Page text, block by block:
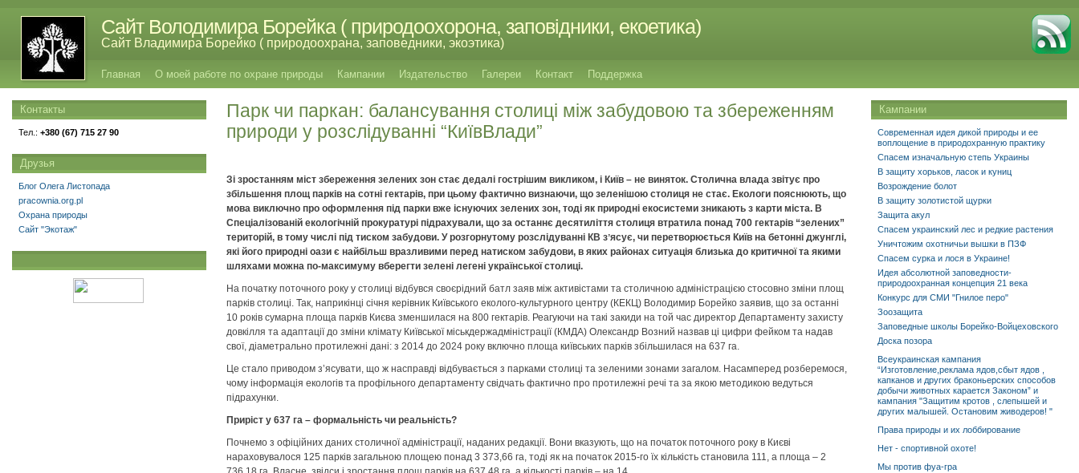
Сайт Володимира Борейка ( природоохорона, заповідники, екоетика)
Сайт Владимира Борейко ( природоохрана, заповедники, экоэтика)
Главная О моей работе по охране природы Кампании Издательство Галереи Контакт Поддержка
Парк чи паркан: балансування столиці між забудовою та збереженням
природи у розслідуванні “КиївВлади”
Зі зростанням міст збереження зелених зон стає дедалі гострішим викликом, і Київ – не виняток. Столична влада звітує про
збільшення площ парків на сотні гектарів, при цьому фактично визнаючи, що зеленішою столиця не стає. Екологи пояснюють, що
мова виключно про оформлення під парки вже існуючих зелених зон, тоді як природні екосистеми зникають з карти міста. В
Спеціалізованій екологічній прокуратурі підрахували, що за останнє десятиліття столиця втратила понад 700 гектарів “зелених”
територій, в тому числі під тиском забудови. У розгорнутому розслідуванні КВ зʼясує, чи перетворюється Київ на бетонні джунглі,
які його природні оази є найбільш вразливими перед натиском забудови, в яких районах ситуація близька до критичної та якими
шляхами можна по-максимуму вберегти зелені легені української столиці.
На початку поточного року у столиці відбувся своєрідний батл заяв між активістами та столичною адміністрацією стосовно зміни площ
парків столиці. Так, наприкінці січня керівник Київського еколого-культурного центру (КЕКЦ) Володимир Борейко заявив, що за останні
10 років сумарна площа парків Києва зменшилася на 800 гектарів. Реагуючи на такі закиди на той час директор Департаменту захисту
довкілля та адаптації до зміни клімату Київської міськдержадміністрації (КМДА) Олександр Возний назвав ці цифри фейком та надав
свої, діаметрально протилежні дані: з 2014 до 2024 року включно площа київських парків збільшилася на 637 га.
Це стало приводом з’ясувати, що ж насправді відбувається з парками столиці та зеленими зонами загалом. Насамперед розберемося,
чому інформація екологів та профільного департаменту свідчать фактично про протилежні речі та за якою методикою ведуться
підрахунки.
Приріст у 637 га – формальність чи реальність?
Почнемо з офіційних даних столичної адміністрації, наданих редакції. Вони вказують, що на початок поточного року в Києві
нараховувалося 125 парків загальною площею понад 3 373,66 га, тоді як на початок 2015-го їх кількість становила 111, а площа – 2
Кампании
Современная идея дикой природы и ее
воплощение в природохранную практику
Спасем изначальную степь Украины
В защиту хорьков, ласок и куниц
Возрождение болот
В защиту золотистой щурки
Защита акул
Спасем украинский лес и редкие растения
Уничтожим охотничьи вышки в ПЗФ
Спасем сурка и лося в Украине!
Идея абсолютной заповедности-
природоохранная концепция 21 века
Конкурс для СМИ "Гнилое перо"
Зоозащита
Заповедные школы Борейко-Войцеховского
Доска позора
Всеукраинская кампания
“Изготовление,реклама ядов,сбыт ядов ,
капканов и других браконьерских способов
добычи животных карается Законом” и
кампания "Защитим кротов , слепышей и
других малышей. Остановим живодеров! "
Права природы и их лоббирование
Нет - спортивной охоте!
Мы против фуа-гра
Контакты
Тел.: +380 (67) 715 27 90
Друзья
Блог Олега Листопада
pracownia.org.pl
Охрана природы
Сайт "Экотаж"